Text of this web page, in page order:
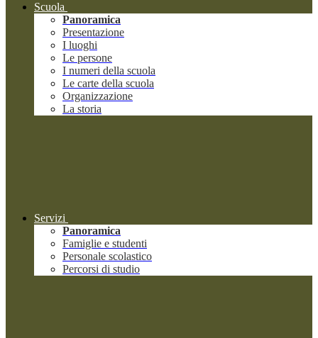
Scuola
Panoramica
Presentazione
I luoghi
Le persone
I numeri della scuola
Le carte della scuola
Organizzazione
La storia
Servizi
Panoramica
Famiglie e studenti
Personale scolastico
Percorsi di studio